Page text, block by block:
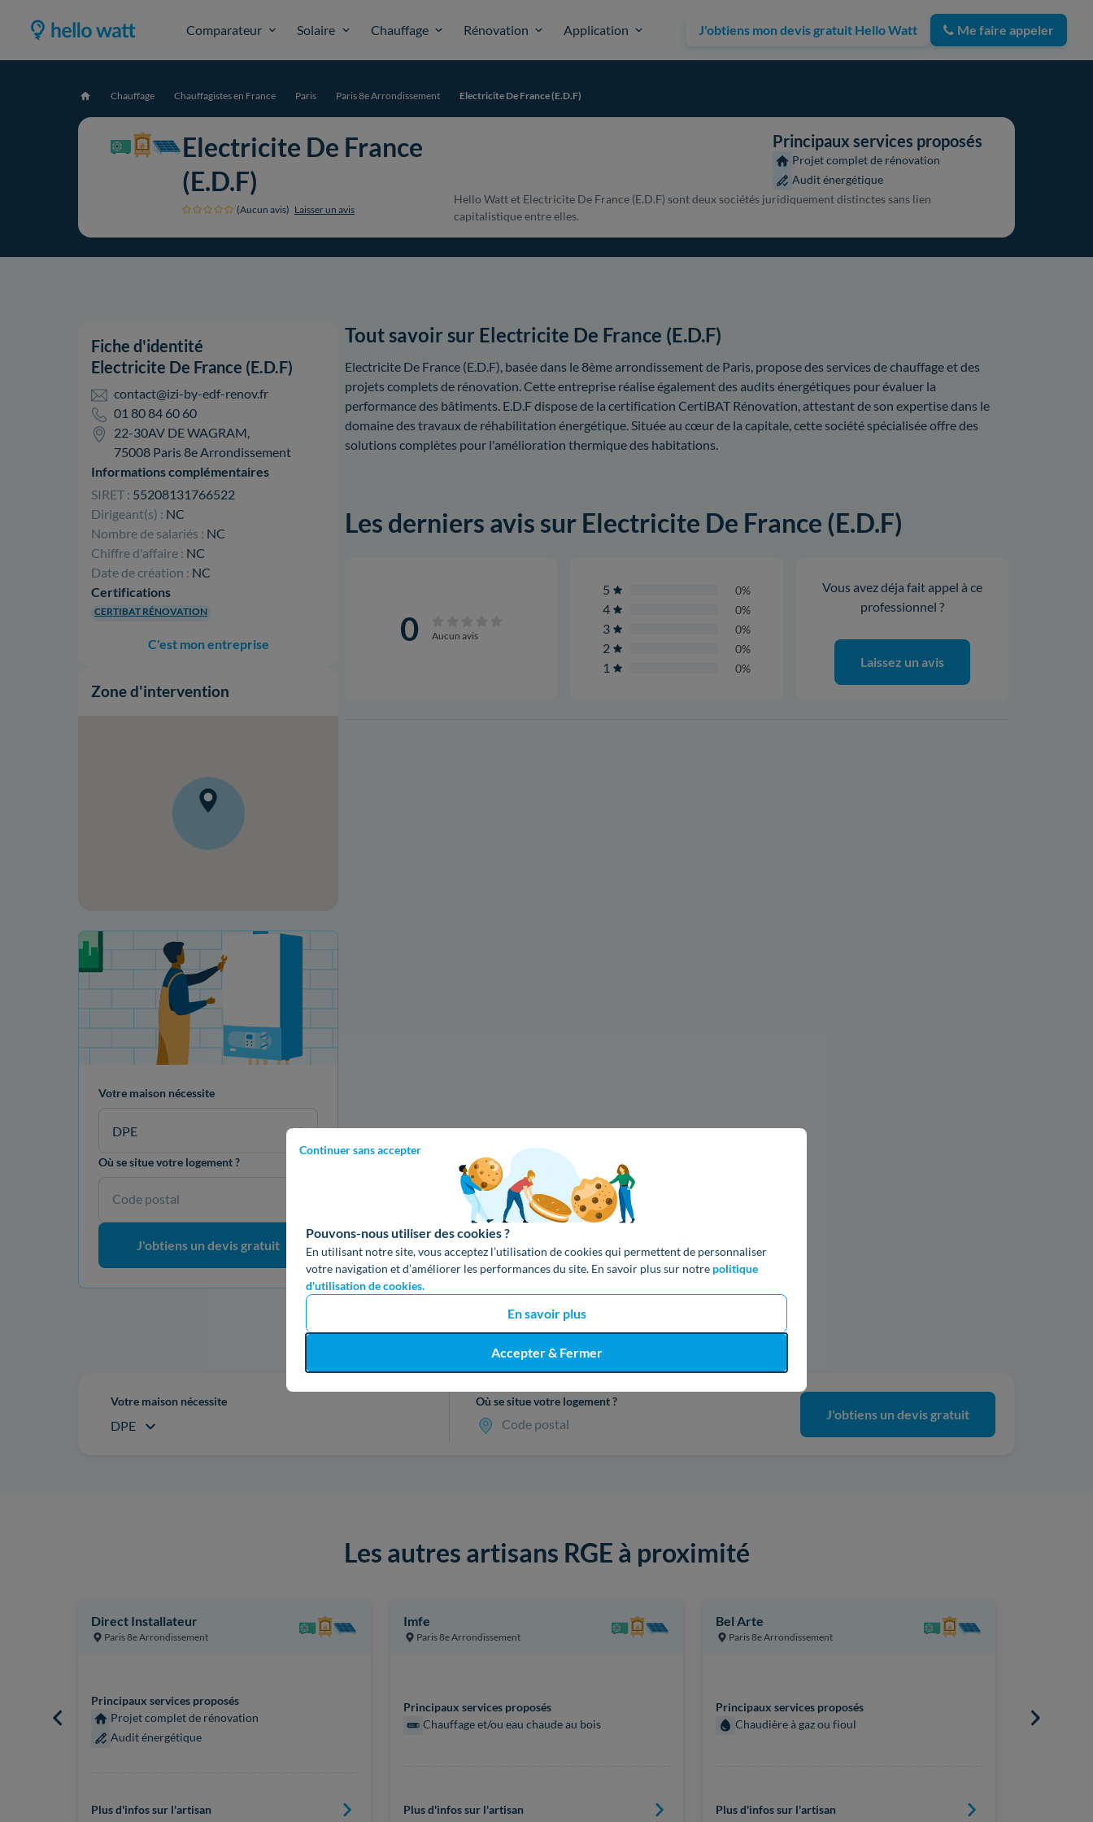
Comparateur Solaire Chauffage Rénovation Application J'obtiens mon devis gratuit Hello Watt Me faire appeler
Continuer sans accepter
Pouvons-nous utiliser des cookies ?
En utilisant notre site, vous acceptez l’utilisation de cookies qui permettent de personnaliser
votre navigation et d’améliorer les performances du site. En savoir plus sur notre politique
d'utilisation de cookies.
En savoir plus
Accepter & Fermer
Accueil Chauffage Chauffagistes en France Paris Paris 8e Arrondissement Electricite De France (E.D.F)
Electricite De France
(E.D.F)
(Aucun avis) Laisser un avis
Principaux services proposés
Projet complet de rénovation
Audit énergétique
Hello Watt et Electricite De France (E.D.F) sont deux sociétés juridiquement distinctes sans lien
capitalistique entre elles.
Fiche d'identité
Electricite De France (E.D.F)
contact@izi-by-edf-renov.fr
01 80 84 60 60
22-30AV DE WAGRAM,
75008 Paris 8e Arrondissement
Informations complémentaires
SIRET : 55208131766522
Dirigeant(s) : NC
Nombre de salariés : NC
Chiffre d'affaire : NC
Date de création : NC
Certifications
CERTIBAT RÉNOVATION
C'est mon entreprise
Zone d'intervention
Votre projet de rénovation
Votre maison nécessite
DPE
Où se situe votre logement ?
Code postal
J'obtiens un devis gratuit
Tout savoir sur Electricite De France (E.D.F)
Electricite De France (E.D.F), basée dans le 8ème arrondissement de Paris, propose des services de chauffage et des
projets complets de rénovation. Cette entreprise réalise également des audits énergétiques pour évaluer la
performance des bâtiments. E.D.F dispose de la certification CertiBAT Rénovation, attestant de son expertise dans le
domaine des travaux de réhabilitation énergétique. Située au cœur de la capitale, cette société spécialisée offre des
solutions complètes pour l'amélioration thermique des habitations.
Les derniers avis sur Electricite De France (E.D.F)
0 Aucun avis
5 0%
4 0%
3 0%
2 0%
1 0%
Vous avez déja fait appel à ce
professionnel ?
Laissez un avis
Recevez votre devis gratuit en 3 clics
Votre maison nécessite
DPE
Où se situe votre logement ?
Code postal
J'obtiens un devis gratuit
Les autres artisans RGE à proximité
Direct Installateur
Paris 8e Arrondissement
Principaux services proposés
Projet complet de rénovation
Audit énergétique
Plus d'infos sur l'artisan
Imfe
Paris 8e Arrondissement
Principaux services proposés
Chauffage et/ou eau chaude au bois
Plus d'infos sur l'artisan
Bel Arte
Paris 8e Arrondissement
Principaux services proposés
Chaudière à gaz ou fioul
Plus d'infos sur l'artisan
Principaux